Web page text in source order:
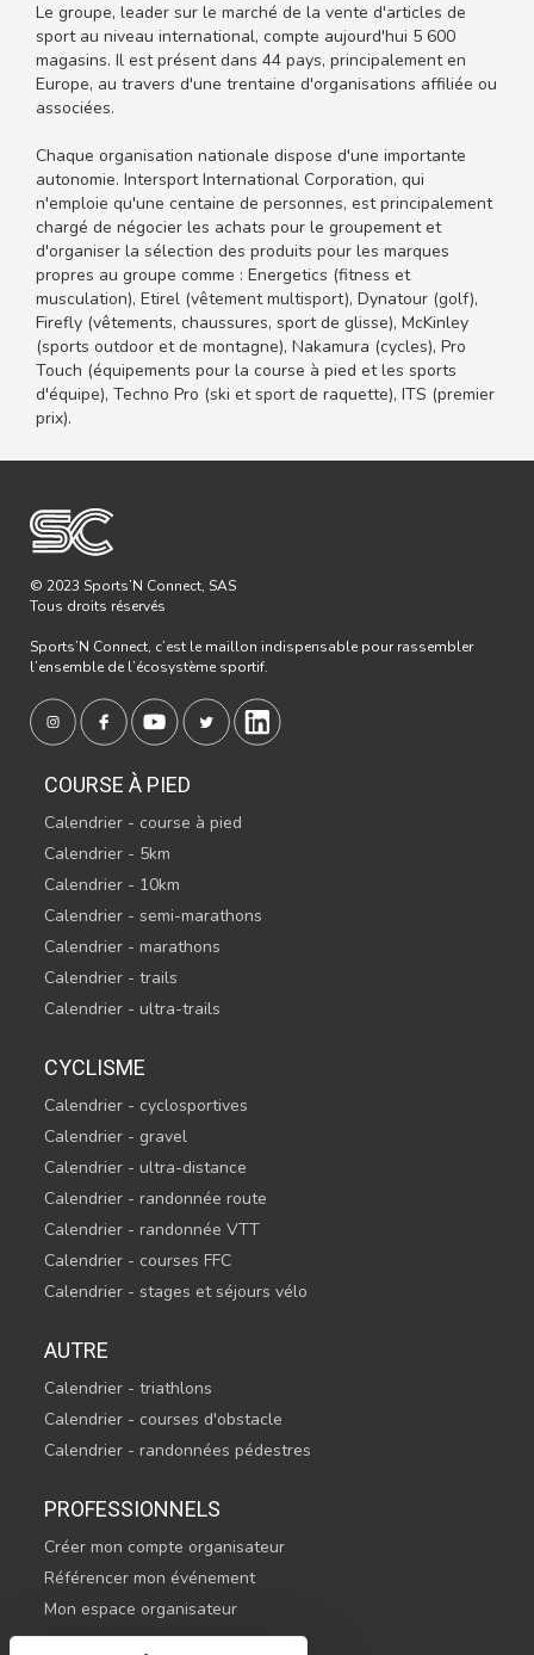
Le groupe, leader sur le marché de la vente d'articles de
sport au niveau international, compte aujourd'hui 5 600
magasins. Il est présent dans 44 pays, principalement en
Europe, au travers d'une trentaine d'organisations affiliée ou
associées.
Chaque organisation nationale dispose d'une importante
autonomie. Intersport International Corporation, qui
n'emploie qu'une centaine de personnes, est principalement
chargé de négocier les achats pour le groupement et
d'organiser la sélection des produits pour les marques
propres au groupe comme : Energetics (fitness et
musculation), Etirel (vêtement multisport), Dynatour (golf),
Firefly (vêtements, chaussures, sport de glisse), McKinley
(sports outdoor et de montagne), Nakamura (cycles), Pro
Touch (équipements pour la course à pied et les sports
d'équipe), Techno Pro (ski et sport de raquette), ITS (premier
prix).
© 2023 Sports’N Connect, SAS
Tous droits réservés
Sports’N Connect, c’est le maillon indispensable pour rassembler
l’ensemble de l’écosystème sportif.
COURSE À PIED
Calendrier - course à pied
Calendrier - 5km
Calendrier - 10km
Calendrier - semi-marathons
Calendrier - marathons
Calendrier - trails
Calendrier - ultra-trails
CYCLISME
Calendrier - cyclosportives
Calendrier - gravel
Calendrier - ultra-distance
Calendrier - randonnée route
Calendrier - randonnée VTT
Calendrier - courses FFC
Calendrier - stages et séjours vélo
AUTRE
Calendrier - triathlons
Calendrier - courses d'obstacle
Calendrier - randonnées pédestres
PROFESSIONNELS
Créer mon compte organisateur
Référencer mon événement
Mon espace organisateur